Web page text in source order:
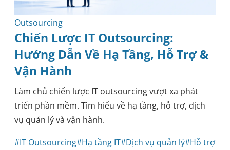
Outsourcing
Chiến Lược IT Outsourcing:
Hướng Dẫn Về Hạ Tầng, Hỗ Trợ &
Vận Hành
Làm chủ chiến lược IT outsourcing vượt xa phát
triển phần mềm. Tìm hiểu về hạ tầng, hỗ trợ, dịch
vụ quản lý và vận hành.
#IT Outsourcing#Hạ tầng IT#Dịch vụ quản lý#Hỗ trợ